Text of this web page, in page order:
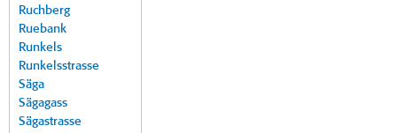
Ruchberg
Ruebank
Runkels
Runkelsstrasse
Säga
Sägagass
Sägastrasse